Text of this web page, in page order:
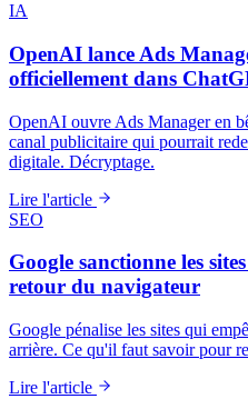
IA
OpenAI lance Ads
officiellement dans
OpenAI ouvre Ads Manager en
canal publicitaire qui pourrait
digitale. Décryptage.
Lire l'article
SEO
Google sanctionne les
retour du navigateur
Google pénalise les sites qui
arrière. Ce qu'il faut savoir pour
Lire l'article